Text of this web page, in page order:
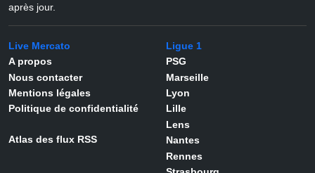
après jour.
Live Mercato
A propos
Nous contacter
Mentions légales
Politique de confidentialité
Atlas des flux RSS
Ligue 1
PSG
Marseille
Lyon
Lille
Lens
Nantes
Rennes